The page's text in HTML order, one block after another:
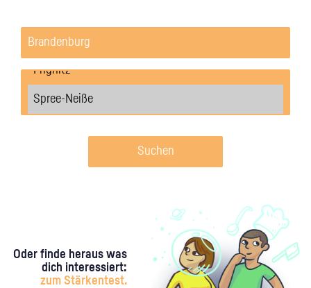
Suchen
Oder finde heraus was
dich interessiert:
zum Stärkentest.